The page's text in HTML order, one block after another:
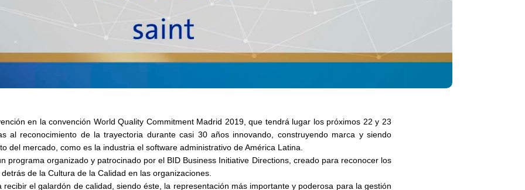
en la convención World Quality Commitment Madrid 2019, que tendrá lugar los próximos 22 y 23
al reconocimiento de la trayectoria durante casi 30 años innovando , construyendo marca ysiendo
del mercado, como es la industria el software administrativo de América Latina.
programa organizado y patrocinado por el BID Business Initiative Directions, creado para reconocer los
de la Cultura de la Calidad en las organizaciones.
recibir elgalardón de calidad , siendo éste, la representación más importante y poderosa para la gestión